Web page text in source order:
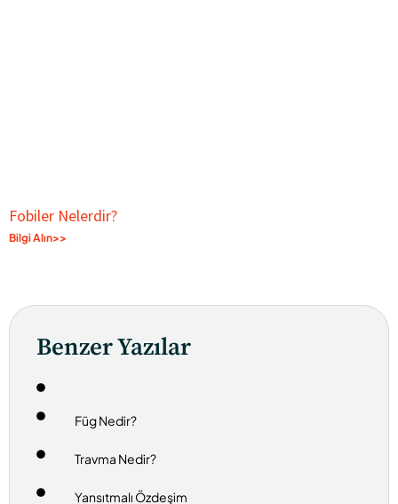
Fobiler Nelerdir?
Bilgi Alın>>
Benzer Yazılar
Füg Nedir?
Travma Nedir?
Yansıtmalı Özdeşim